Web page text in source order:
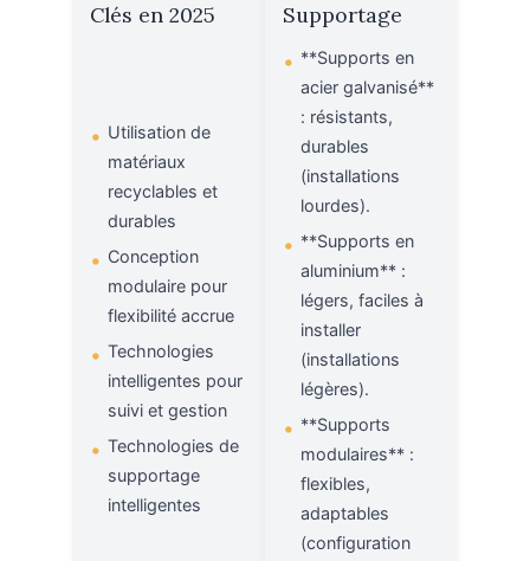
Clés en 2025
• Utilisation de
matériaux
recyclables et
durables
• Conception
modulaire pour
flexibilité accrue
• Technologies
intelligentes pour
suivi et gestion
• Technologies de
supportage
intelligentes
Supportage
• **Supports en
acier galvanisé**
: résistants,
durables
(installations
lourdes).
• **Supports en
aluminium** :
légers, faciles à
installer
(installations
légères).
• **Supports
modulaires** :
flexibles,
adaptables
(configuration